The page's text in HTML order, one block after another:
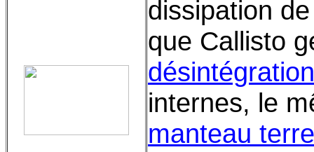
dissipation
que Callisto
internes, le
manteau